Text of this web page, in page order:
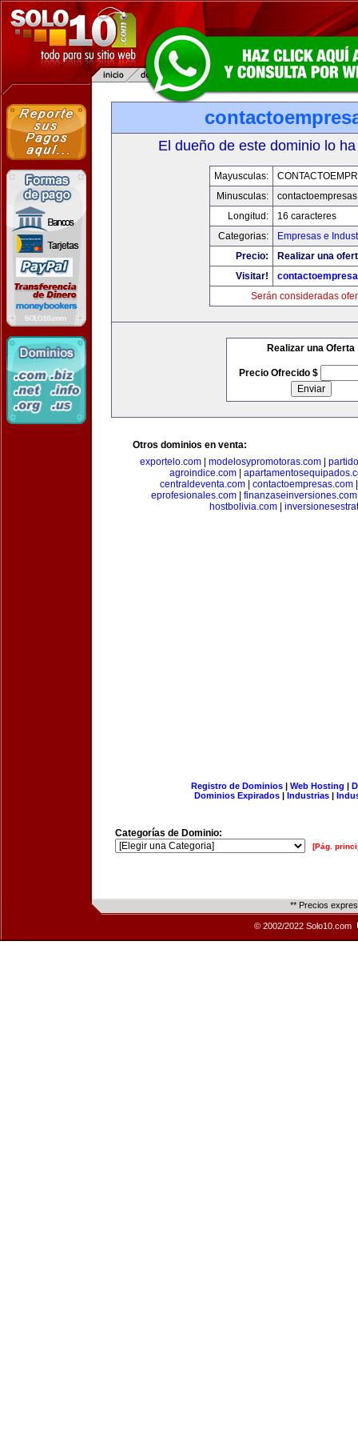
El dueño de este dominio lo
Mayusculas:
Minusculas:
Longitud:
16 caracteres
Categorias:
Empresas e
Precio:
Realizar una
Visitar!
Serán consideradas
Realizar una Oferta
Precio Ofrecido $
Otros dominios en venta:
exportelo.com
modelosypromotoras.com
agroindice.com
centraldeventa.com
contactoempresas.com
eprofesionales.com
finanzaseinversiones.com
hostbolivia.com|
Registro de Dominios| Web Hosting |
Dominios Expirados | Industrias |
Categorías de Dominio:
[Pág.
** Precios
© 2002/2022 Solo10.com